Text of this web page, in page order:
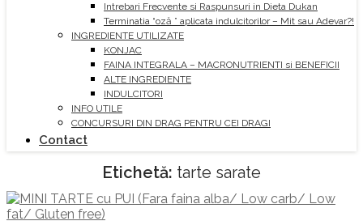
Intrebari Frecvente si Raspunsuri in Dieta Dukan
Terminatia “oză ” aplicata indulcitorilor – Mit sau Adevar?!
INGREDIENTE UTILIZATE
KONJAC
FAINA INTEGRALA – MACRONUTRIENTI si BENEFICII
ALTE INGREDIENTE
INDULCITORI
INFO UTILE
CONCURSURI DIN DRAG PENTRU CEI DRAGI
Contact
Etichetă: tarte sarate